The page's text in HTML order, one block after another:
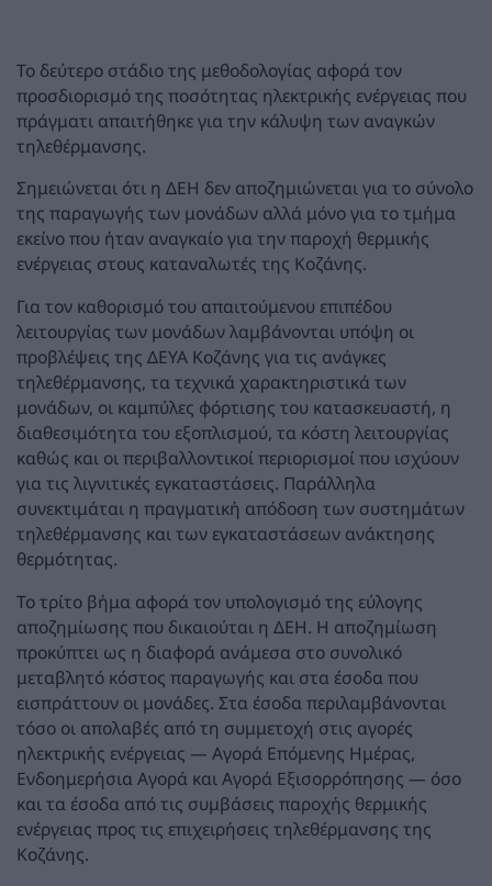
Το δεύτερο στάδιο της μεθοδολογίας αφορά τον
προσδιορισμό της ποσότητας ηλεκτρικής ενέργειας που
πράγματι απαιτήθηκε για την κάλυψη των αναγκών
τηλεθέρμανσης.
Σημειώνεται ότι η ΔΕΗ δεν αποζημιώνεται για το σύνολο
της παραγωγής των μονάδων αλλά μόνο για το τμήμα
εκείνο που ήταν αναγκαίο για την παροχή θερμικής
ενέργειας στους καταναλωτές της Κοζάνης.
Για τον καθορισμό του απαιτούμενου επιπέδου
λειτουργίας των μονάδων λαμβάνονται υπόψη οι
προβλέψεις της ΔΕΥΑ Κοζάνης για τις ανάγκες
τηλεθέρμανσης, τα τεχνικά χαρακτηριστικά των
μονάδων, οι καμπύλες φόρτισης του κατασκευαστή, η
διαθεσιμότητα του εξοπλισμού, τα κόστη λειτουργίας
καθώς και οι περιβαλλοντικοί περιορισμοί που ισχύουν
για τις λιγνιτικές εγκαταστάσεις. Παράλληλα
συνεκτιμάται η πραγματική απόδοση των συστημάτων
τηλεθέρμανσης και των εγκαταστάσεων ανάκτησης
θερμότητας.
Το τρίτο βήμα αφορά τον υπολογισμό της εύλογης
αποζημίωσης που δικαιούται η ΔΕΗ. Η αποζημίωση
προκύπτει ως η διαφορά ανάμεσα στο συνολικό
μεταβλητό κόστος παραγωγής και στα έσοδα που
εισπράττουν οι μονάδες. Στα έσοδα περιλαμβάνονται
τόσο οι απολαβές από τη συμμετοχή στις αγορές
ηλεκτρικής ενέργειας — Αγορά Επόμενης Ημέρας,
Ενδοημερήσια Αγορά και Αγορά Εξισορρόπησης — όσο
και τα έσοδα από τις συμβάσεις παροχής θερμικής
ενέργειας προς τις επιχειρήσεις τηλεθέρμανσης της
Κοζάνης.